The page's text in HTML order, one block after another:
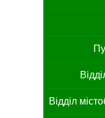
Відділ